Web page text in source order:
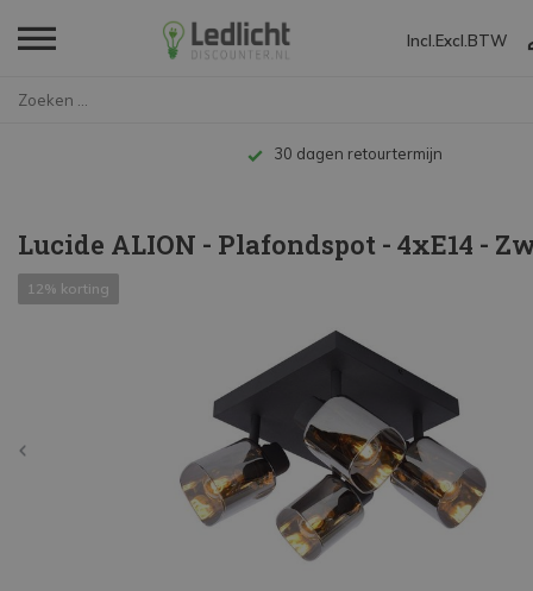
Incl. Excl. BTW
30 dagen retourtermijn
Lucide ALION - Plafondspot - 4xE14 -
12% korting